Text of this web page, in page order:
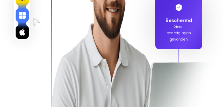
Beschermd
Geen
bedreigingen
gevonden